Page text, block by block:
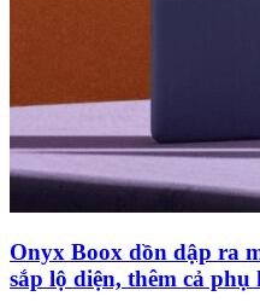
Onyx Boox dồn dập ra
sắp lộ diện, thêm cả